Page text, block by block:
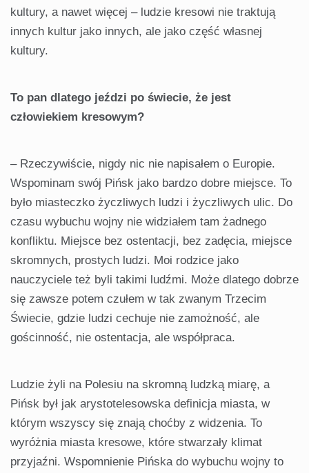
kultury, a nawet więcej – ludzie kresowi nie traktują
innych kultur jako innych, ale jako część własnej
kultury.
To pan dlatego jeździ po świecie, że jest
człowiekiem kresowym?
– Rzeczywiście, nigdy nic nie napisałem o Europie.
Wspominam swój Pińsk jako bardzo dobre miejsce. To
było miasteczko życzliwych ludzi i życzliwych ulic. Do
czasu wybuchu wojny nie widziałem tam żadnego
konfliktu. Miejsce bez ostentacji, bez zadęcia, miejsce
skromnych, prostych ludzi. Moi rodzice jako
nauczyciele też byli takimi ludźmi. Może dlatego dobrze
się zawsze potem czułem w tak zwanym Trzecim
Świecie, gdzie ludzi cechuje nie zamożność, ale
gościnność, nie ostentacja, ale współpraca.
Ludzie żyli na Polesiu na skromną ludzką miarę, a
Pińsk był jak arystotelesowska definicja miasta, w
którym wszyscy się znają choćby z widzenia. To
wyróżnia miasta kresowe, które stwarzały klimat
przyjaźni. Wspomnienie Pińska do wybuchu wojny to